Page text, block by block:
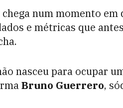
num momento
e métricas que
nasceu para ocupar
Bruno Guerrero,